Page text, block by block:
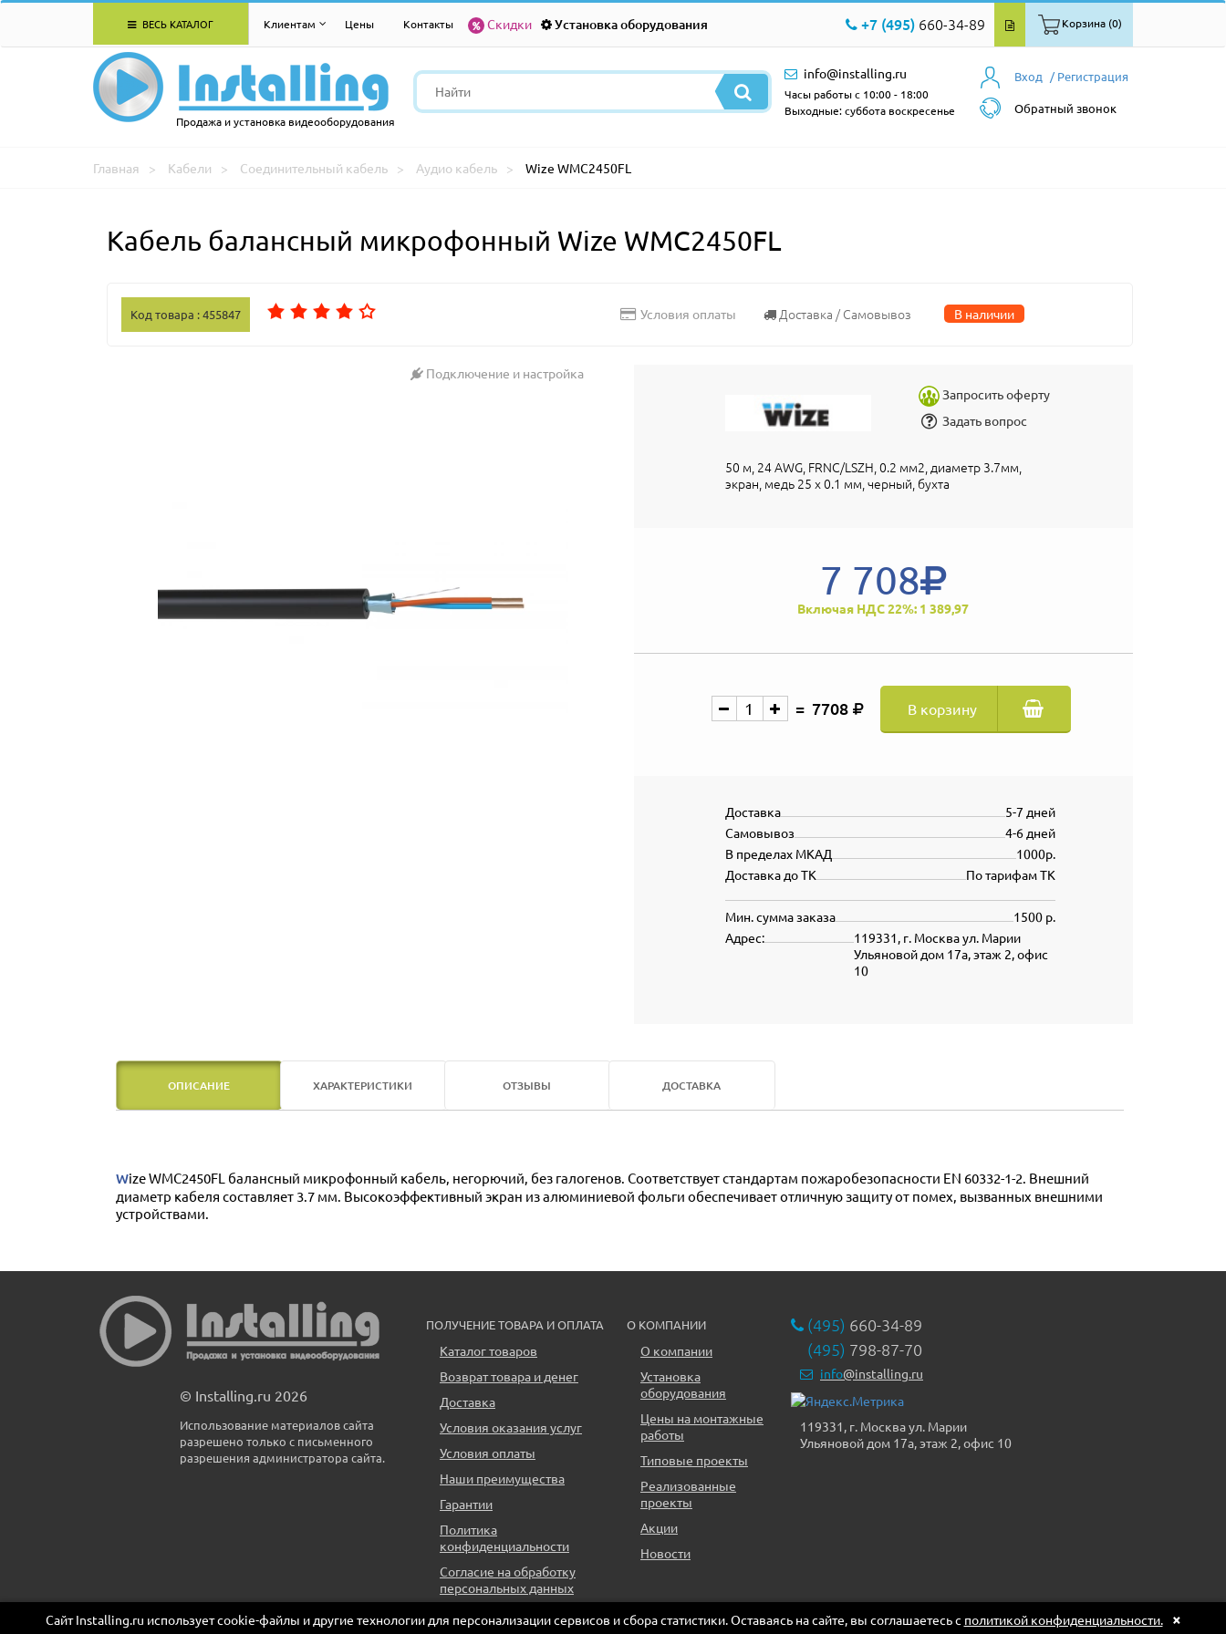
ВЕСЬ КАТАЛОГ Клиентам Цены Контакты Скидки Установка оборудования +7 (495) 660-34-89 Корзина (0)
Продажа и установка видеооборудования
Вход / Регистрация
Обратный звонок
info@installing.ru
Часы работы с 10:00 - 18:00
Выходные: суббота воскресенье
Главная Кабели Соединительный кабель Аудио кабель Wize WMC2450FL
Кабель балансный микрофонный Wize WMC2450FL
Код товара : 455847 Условия оплаты Доставка / Самовывоз В наличии
Подключение и настройка
Запросить оферту
Задать вопрос
50 м, 24 AWG, FRNC/LSZH, 0.2 мм2, диаметр 3.7мм,
экран, медь 25 x 0.1 мм, черный, бухта
7 708
Включая НДС 22%: 1 389,97
7708 В корзину
5-7 дней
Доставка
4-6 дней
Самовывоз
1000р.
В пределах МКАД
По тарифам ТК
Доставка до ТК
1500 р.
Мин. сумма заказа
119331, г. Москва ул. Марии
Ульяновой дом 17а, этаж 2, офис
10
Адрес:
ОПИСАНИЕ ХАРАКТЕРИСТИКИ ОТЗЫВЫ ДОСТАВКА
Wize WMC2450FL балансный микрофонный кабель, негорючий, без галогенов. Соответствует стандартам пожаробезопасности EN 60332-1-2. Внешний
диаметр кабеля составляет 3.7 мм. Высокоэффективный экран из алюминиевой фольги обеспечивает отличную защиту от помех, вызванных внешними
устройствами.
© Installing.ru 2026
Использование материалов сайта
разрешено только с письменного
разрешения администратора сайта.
ПОЛУЧЕНИЕ ТОВАРА И ОПЛАТА
Каталог товаров
Возврат товара и денег
Доставка
Условия оказания услуг
Условия оплаты
Наши преимущества
Гарантии
Политика
конфиденциальности
Согласие на обработку
персональных данных
О КОМПАНИИ
О компании
Установка
оборудования
Цены на монтажные
работы
Типовые проекты
Реализованные
проекты
Акции
Новости
(495) 660-34-89
(495) 798-87-70
info@installing.ru
119331, г. Москва ул. Марии
Ульяновой дом 17а, этаж 2, офис 10
Сайт Installing.ru использует cookie-файлы и другие технологии для персонализации сервисов и сбора статистики. Оставаясь на сайте, вы соглашаетесь с политикой конфиденциальности. ×